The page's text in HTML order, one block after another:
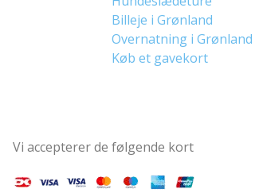
Billeje i Grønland
Overnatning i Grønland
Køb et gavekort
Vi accepterer de følgende kort